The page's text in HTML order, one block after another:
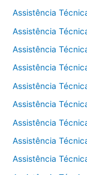
Assistência
Assistência
Assistência
Assistência
Assistência
Assistência
Assistência
Assistência
Assistência